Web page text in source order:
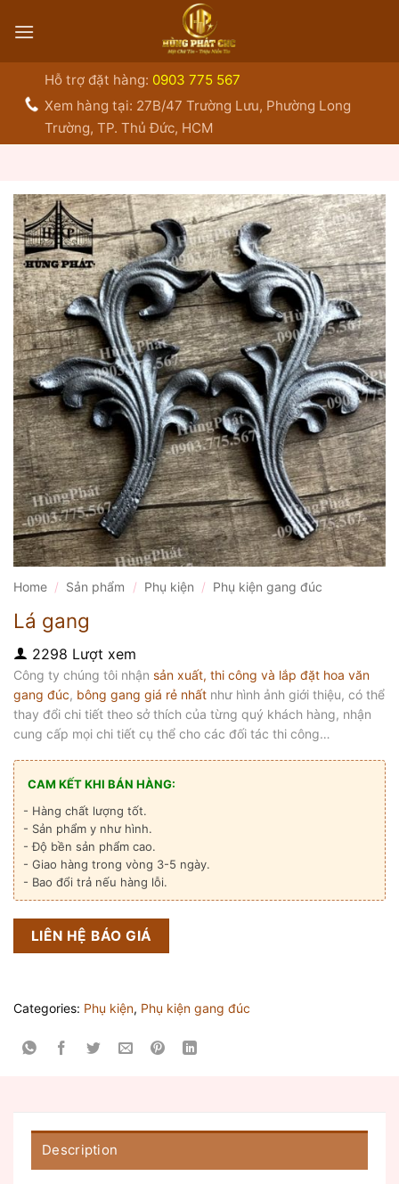
qua
Hỗ trợ đặt hàng: 0903 775 567
Xem hàng tại: 27B/47 Trường Lưu, Phường Long
Trường, TP. Thủ Đức, HCM
Home / Sản phẩm / Phụ kiện / Phụ kiện gang đúc
Lá gang
2298 Lượt xem
Công ty chúng tôi nhận sản xuất, thi công và lắp đặt hoa văn
gang đúc, bông gang giá rẻ nhất như hình ảnh giới thiệu, có thể
thay đổi chi tiết theo sở thích của từng quý khách hàng, nhận
cung cấp mọi chi tiết cụ thể cho các đối tác thi công…
CAM KẾT KHI BÁN HÀNG:
- Hàng chất lượng tốt.
- Sản phẩm y như hình.
- Độ bền sản phẩm cao.
- Giao hàng trong vòng 3-5 ngày.
- Bao đổi trả nếu hàng lỗi.
LIÊN HỆ BÁO GIÁ
Categories: Phụ kiện, Phụ kiện gang đúc
Description